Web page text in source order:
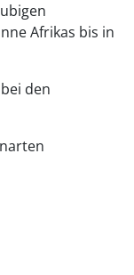
Afrikas bis in
den